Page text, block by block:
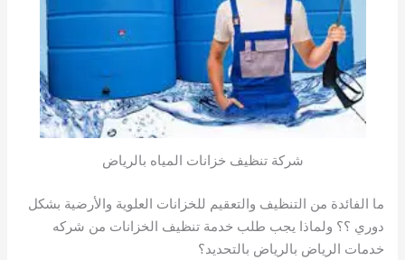
شركة تنظيف خزانات المياه بالرياض
ما الفائدة من التنظيف والتعقيم للخزانات العلوية والأرضية بشكل
دوري ؟؟ ولماذا يجب طلب خدمة تنظيف الخزانات من شركه
خدمات الرياض بالرياض بالتحديد؟